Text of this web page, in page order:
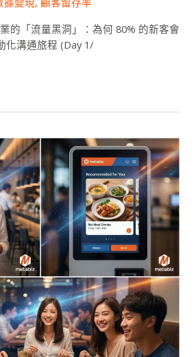
的「流量黑洞」：為何 80% 的新客會
化溝通旅程 (Day 1/